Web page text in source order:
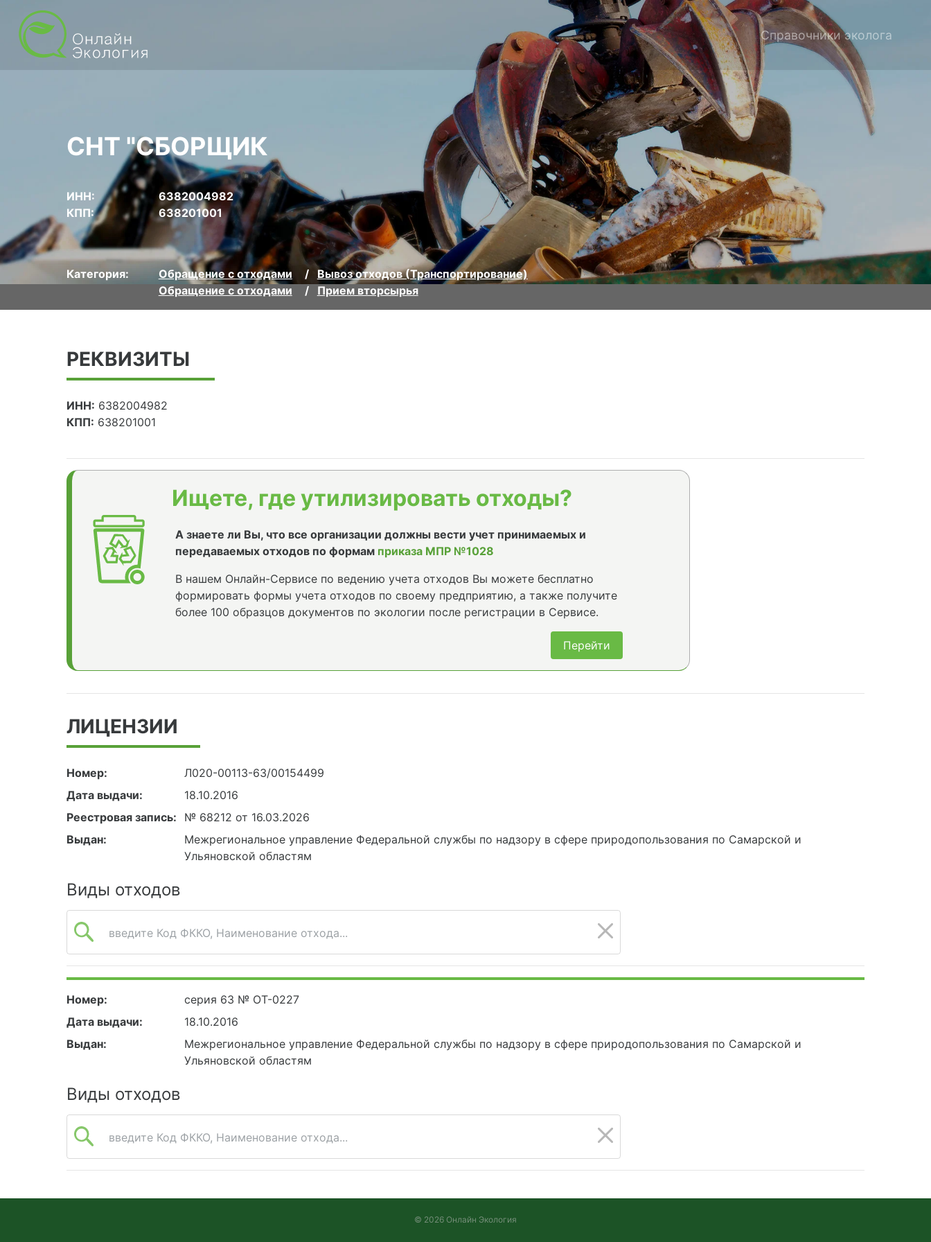
Справочники эколога
СНТ "СБОРЩИК
ИНН:
6382004982
КПП:
638201001
Категория: Обращение с отходами
Вывоз отходов (Транспортирование)
Обращение с отходами
Прием вторсырья
РЕКВИЗИТЫ
ИНН: 6382004982
КПП: 638201001
Ищете, где утилизировать отходы?
А знаете ли Вы, что все организации должны вести учет принимаемых и
передаваемых отходов по формам приказа МПР №1028
В нашем Онлайн-Сервисе по ведению учета отходов Вы можете бесплатно
формировать формы учета отходов по своему предприятию, а также получите
более 100 образцов документов по экологии после регистрации в Сервисе.
Перейти
ЛИЦЕНЗИИ
Номер:
Л020-00113-63/00154499
Дата выдачи:
18.10.2016
Реестровая запись:
№ 68212 от 16.03.2026
Выдан:
Межрегиональное управление Федеральной службы по надзору в сфере природопользования по Самарской и
Ульяновской областям
Виды отходов
введите Код ФККО, Наименование отхода...
Номер:
серия 63 № ОТ-0227
Дата выдачи:
18.10.2016
Выдан:
Межрегиональное управление Федеральной службы по надзору в сфере природопользования по Самарской и
Ульяновской областям
Виды отходов
введите Код ФККО, Наименование отхода...
© 2026 Онлайн Экология